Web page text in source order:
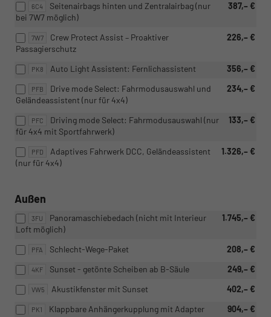
6C4 387,– €
Seitenairbags hinten und Zentralairbag (nur
bei 7W7 möglich)
7W7 226,– €
Crew Protect Assist – Proaktiver
Passagierschutz
PK8 356,– €
Auto Light Assistent: Fernlichassistent
PFB 234,– €
Drive mode Select: Fahrmodusauswahl und
Geländeassistent (nur für 4x4)
PFC 133,– €
Driving mode Select: Fahrmodusauswahl (nur
für 4x4 mit Sportfahrwerk)
PFD 1.326,– €
Adaptives Fahrwerk DCC, Geländeassistent
(nur für 4x4)
Außen
3FU 1.745,– €
Panoramaschiebedach (nicht mit Interieur
Loft möglich)
PFA 208,– €
Schlecht-Wege-Paket
4KF 249,– €
Sunset - getönte Scheiben ab B-Säule
VW5 402,– €
Akustikfenster mit Sunset
PK1 904,– €
Klappbare Anhängerkupplung mit Adapter